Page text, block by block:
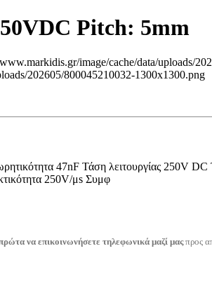
Pitch: 5mm
image/cache/data/uploads/
202605/800045210032-1300x1300.png
47nF Τάση λειτουργίας 250V
250V/μs Συμφ
να επικοινωνήσετε τηλεφωνικά μαζί μαςπρος